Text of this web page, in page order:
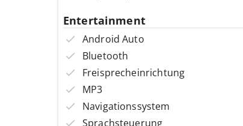
Entertainment
Android Auto
Bluetooth
Freisprecheinrichtung
MP3
Navigationssystem
Sprachsteuerung